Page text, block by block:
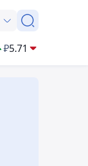
₽5.71